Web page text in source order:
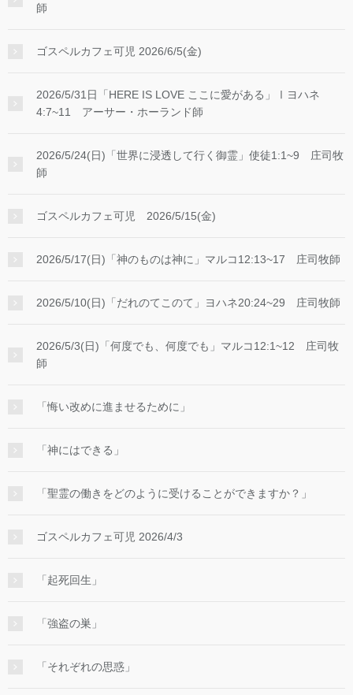
師
ゴスペルカフェ可児 2026/6/5(金)
2026/5/31日「HERE IS LOVE ここに愛がある」Ⅰヨハネ
4:7~11 アーサー・ホーランド師
2026/5/24(日)「世界に浸透して行く御霊」使徒1:1~9 庄司牧
師
ゴスペルカフェ可児 2026/5/15(金)
2026/5/17(日)「神のものは神に」マルコ12:13~17 庄司牧師
2026/5/10(日)「だれのてこのて」ヨハネ20:24~29 庄司牧師
2026/5/3(日)「何度でも、何度でも」マルコ12:1~12 庄司牧
師
「悔い改めに進ませるために」
「神にはできる」
「聖霊の働きをどのように受けることができますか？」
ゴスペルカフェ可児 2026/4/3
「起死回生」
「強盗の巣」
「それぞれの思惑」